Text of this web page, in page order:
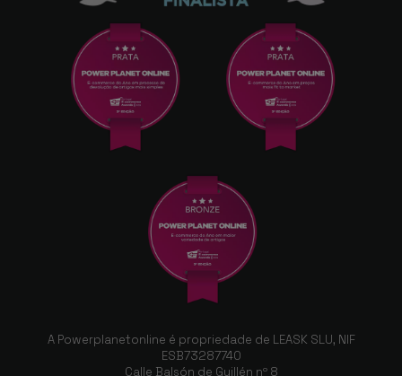
A Powerplanetonline é propriedade de LEASK SLU, NIF
ESB73287740
Calle Balsón de Guillén nº 8